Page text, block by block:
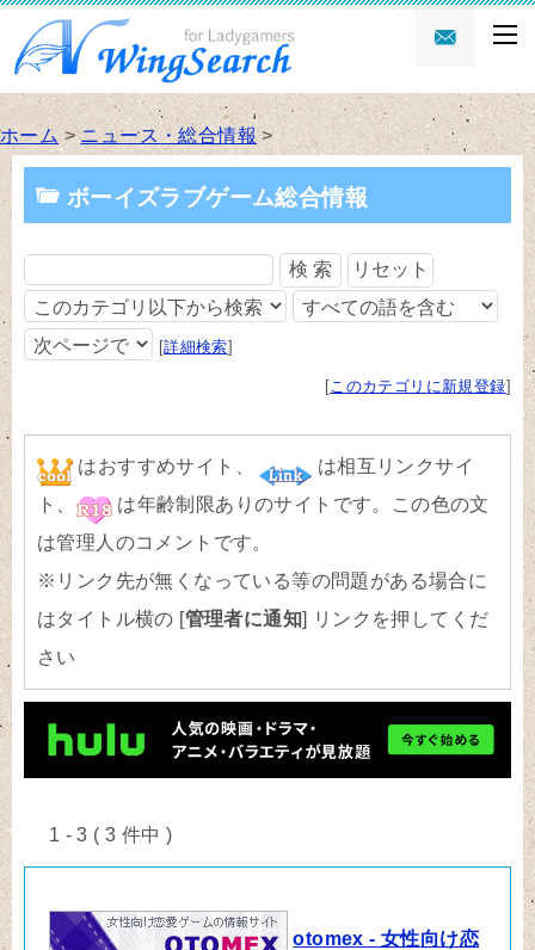
ホーム>ニュース・総合情報>
ボーイズラブゲーム総合情報
[詳細検索]
[ このカテゴリに新規登録]
はおすすめサイト、
は相互リンクサイ
ト、
は年齢制限ありのサイトです。 この色の文
は管理人のコメントです。
※リンク先が無くなっている等の問題がある場合に
はタイトル横の [管理者に通知] リンクを押してくだ
さい
1 - 3 ( 3 件中 )
otomex - 女性向け恋